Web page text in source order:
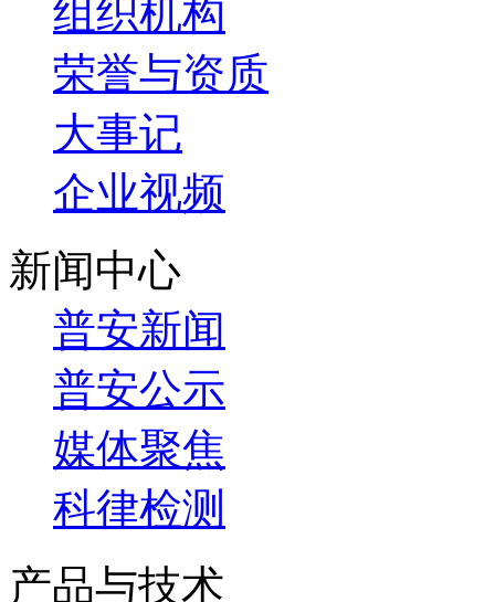
组织机构
荣誉与资质
大事记
企业视频
新闻中心
普安新闻
普安公示
媒体聚焦
科律检测
产品与技术